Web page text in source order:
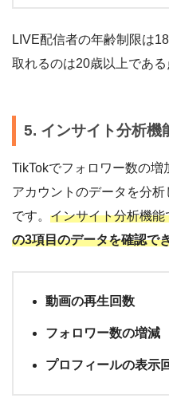
LIVE配信者の年齢制限は
取れるのは20歳以上である
5. インサイト分析機
TikTokでフォロワー数の
アカウントのデータを分
です。 インサイト分析機能
の3項目のデータを確認で
動画の再生回数
フォロワー数の増減
プロフィールの表示